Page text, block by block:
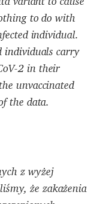
to do with
individual.
individuals carry
2 in their
unvaccinated
the data.
z wyżej
że zakażenia